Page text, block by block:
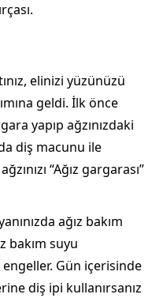
elinizi yüzünüzü
geldi. İlk önce
yapıp ağzınızdaki
diş macunu ile
“Ağız gargarası”
ağız bakım
bakım suyu
engeller. Gün içerisinde
diş ipi kullanırsanız